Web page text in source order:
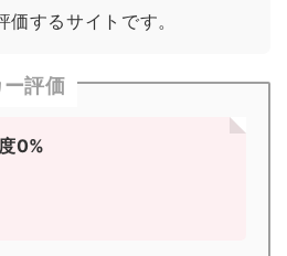
価するサイトです。
評価
0%